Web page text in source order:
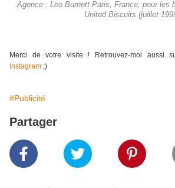
Agence : Leo Burnett Paris, France, pour les
United Biscuits (juillet
Merci de votre visite ! Retrouvez-moi aussi
Instagram ;)
#Publicité
Partager